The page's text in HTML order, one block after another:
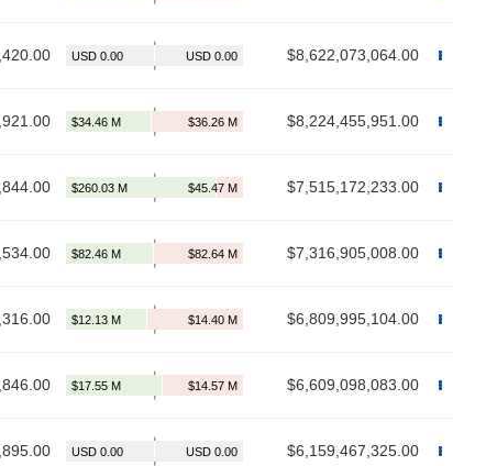
$8,622,073,064.00
$8,224,455,951.00
$7,515,172,233.00
$7,316,905,008.00
$6,809,995,104.00
$6,609,098,083.00
$6,159,467,325.00